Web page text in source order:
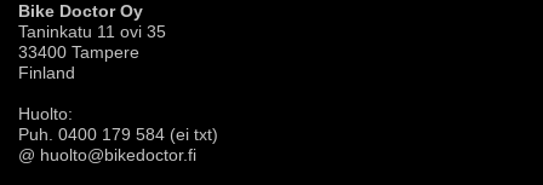
Bike Doctor Oy
Taninkatu 11 ovi 35
33400 Tampere
Finland
Huolto:
Puh. 0400 179 584 (ei txt)
@ huolto@bikedoctor.fi